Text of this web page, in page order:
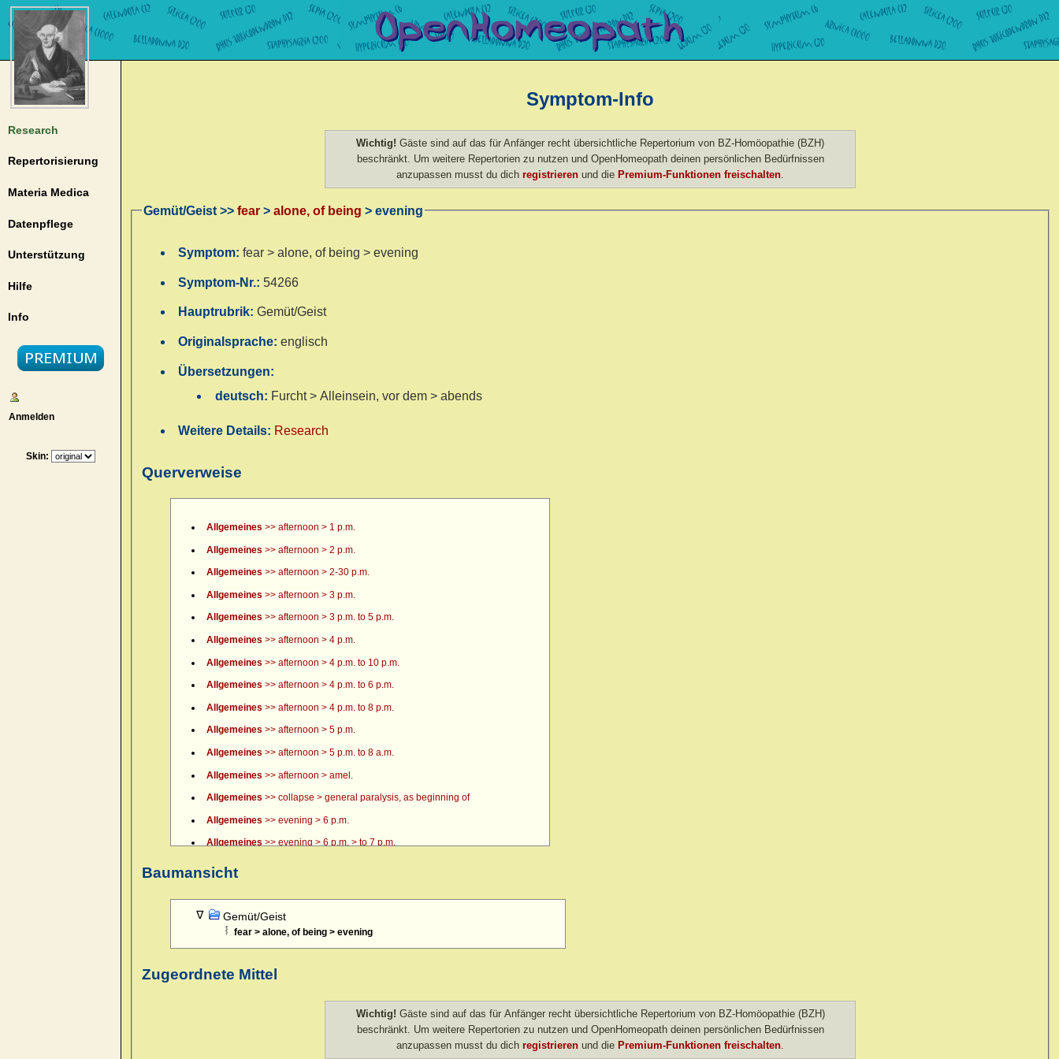
Research
Repertorisierung
Materia Medica
Datenpflege
Unterstützung
Hilfe
Info
Anmelden
Skin:
Symptom-Info
Wichtig! Gäste sind auf das für Anfänger recht übersichtliche Repertorium von BZ-Homöopathie (BZH)
beschränkt. Um weitere Repertorien zu nutzen und OpenHomeopath deinen persönlichen Bedürfnissen
anzupassen musst du dich registrieren und die Premium-Funktionen freischalten
Gemüt/Geist >> fear > alone, of being > evening
Symptom:fear > alone, of being > evening
Symptom-Nr.: 54266
Hauptrubrik:Gemüt/Geist
Originalsprache:englisch
Übersetzungen:
deutsch: Furcht > Alleinsein, vor dem > abends
Weitere Details: Research
Querverweise
Allgemeines >> afternoon > 1 p.m.
Allgemeines >> afternoon > 2 p.m.
Allgemeines >> afternoon > 2-30 p.m.
Allgemeines >> afternoon > 3 p.m.
Allgemeines >> afternoon > 3 p.m. to 5 p.m.
Allgemeines >> afternoon > 4 p.m.
Allgemeines >> afternoon > 4 p.m. to 10 p.m.
Allgemeines >> afternoon > 4 p.m. to 6 p.m.
Allgemeines >> afternoon > 4 p.m. to 8 p.m.
Allgemeines >> afternoon > 5 p.m.
Allgemeines >> afternoon > 5 p.m. to 8 a.m.
Allgemeines >> afternoon > amel.
Allgemeines >> collapse > general paralysis, as beginning of
Allgemeines >> evening > 6 p.m.
Allgemeines >> evening > 6 p.m. > to 7 p.m.
Allgemeines
Allgemeines>> evening > 9 p.m.
Allgemeines >> evening > amel.
Allgemeines>> evening > eating > after
>> evening > eating > amel.
>> evening > every other evening
>> evening > lying down after agg.
Baumansicht
Gemüt/Geist
fear > alone, of being > evening
Zugeordnete Mittel
Wichtig! Gäste sind auf das für Anfänger recht übersichtliche Repertorium von BZ-Homöopathie (BZH)
beschränkt. Um weitere Repertorien zu nutzen und OpenHomeopath deinen persönlichen Bedürfnissen
anzupassen musst du dich registrieren und die Premium-Funktionen freischalten